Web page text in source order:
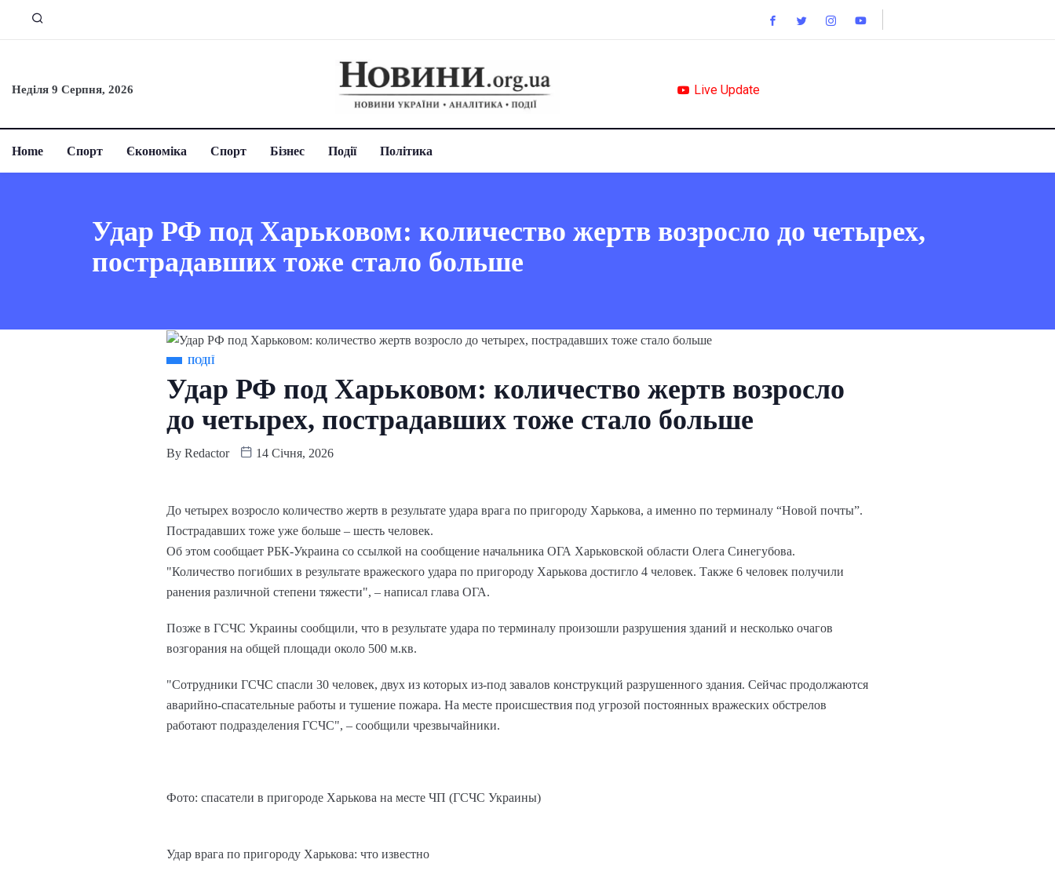
Неділя 9 Серпня, 2026 Live Update
Home Спорт Єкономіка Спорт Бізнес Події Політика
Удар РФ под Харьковом: количество жертв возросло до четырех,
пострадавших тоже стало больше
ПОДІЇ
Удар РФ под Харьковом: количество жертв возросло
до четырех, пострадавших тоже стало больше
By Redactor 14 Січня, 2026
До четырех возросло количество жертв в результате удара врага по пригороду Харькова, а именно по терминалу “Новой почты”.
Пострадавших тоже уже больше – шесть человек.
Об этом сообщает РБК-Украина со ссылкой на сообщение начальника ОГА Харьковской области Олега Синегубова.
"Количество погибших в результате вражеского удара по пригороду Харькова достигло 4 человек. Также 6 человек получили
ранения различной степени тяжести", – написал глава ОГА.
Позже в ГСЧС Украины сообщили, что в результате удара по терминалу произошли разрушения зданий и несколько очагов
возгорания на общей площади около 500 м.кв.
"Сотрудники ГСЧС спасли 30 человек, двух из которых из-под завалов конструкций разрушенного здания. Сейчас продолжаются
аварийно-спасательные работы и тушение пожара. На месте происшествия под угрозой постоянных вражеских обстрелов
работают подразделения ГСЧС", – сообщили чрезвычайники.
Фото: спасатели в пригороде Харькова на месте ЧП (ГСЧС Украины)
Удар врага по пригороду Харькова: что известно